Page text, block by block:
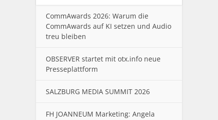
CommAwards 2026: Warum die
CommAwards auf KI setzen und Audio
treu bleiben
OBSERVER startet mit otx.info neue
Presseplattform
SALZBURG MEDIA SUMMIT 2026
FH JOANNEUM Marketing: Angela